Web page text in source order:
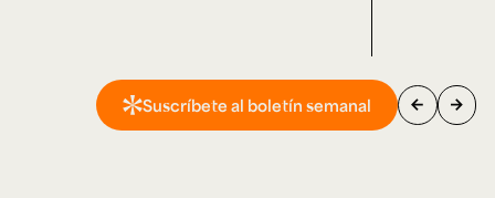
Suscríbete al boletín semanal arrow_back arrow_forward